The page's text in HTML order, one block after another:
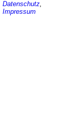
Datenschutz,
Impressum